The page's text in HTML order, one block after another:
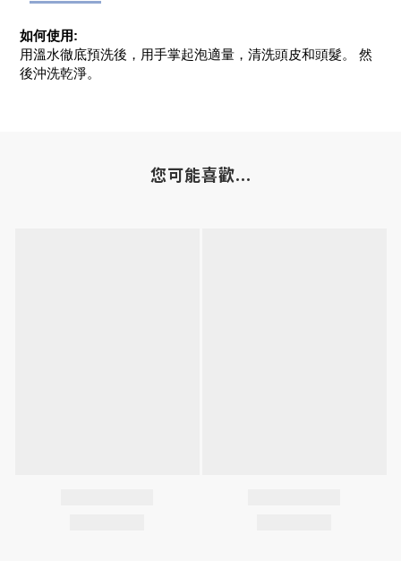
如何使用:
用溫水徹底預洗後，用手掌起泡適量，清洗頭皮和頭髮。 然
後沖洗乾淨。
您可能喜歡...